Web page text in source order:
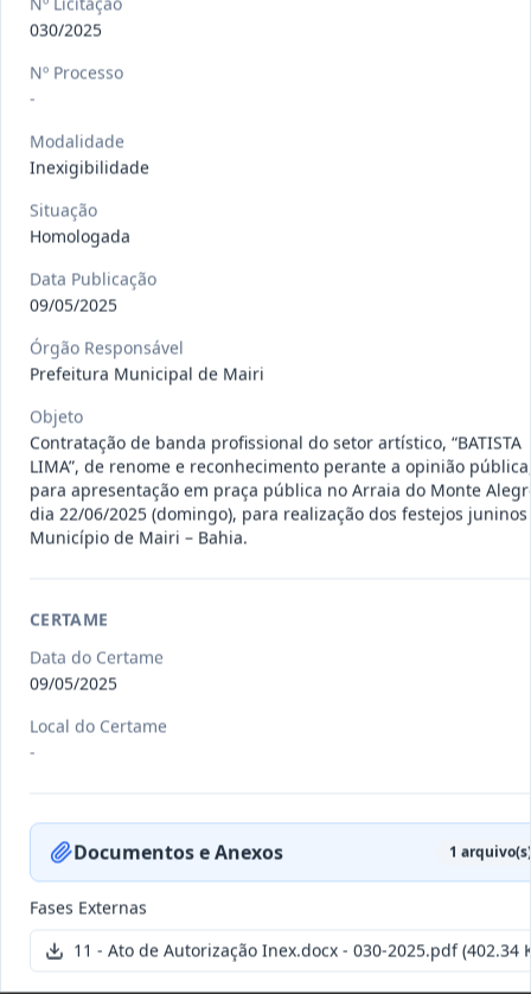
Pregão
Eletrônico
Situação:
013/2026
Pregão
Eletrônico
Situação: Publicada
Credenciamento
serviços...
Situação: Publicada Data:15/07/2026 Ver detalhes
Credenciamento
Concorrência
especializada para pavimentação
Situação: Publicada
030/2025
Nº Processo
-
Modalidade
Inexigibilidade
Situação
Homologada
Data Publicação
09/05/2025
Órgão Responsável
Prefeitura Municipal de Mairi
Objeto
Contratação de banda profissional do setor artístico, “BATISTA
LIMA”, de renome e reconhecimento perante a opinião
para apresentação em praça pública no Arraia do Monte
dia 22/06/2025 (domingo), para realização dos festejos
Município de Mairi – Bahia.
CERTAME
Data do Certame
09/05/2025
Local do Certame
-
Documentos e Anexos 1 arquivo(s)
Fases Externas
11 - Ato de Autorização Inex.docx - 030-2025.pdf(402.34